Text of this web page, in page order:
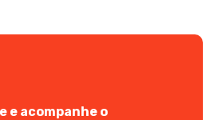
e acompanhe o